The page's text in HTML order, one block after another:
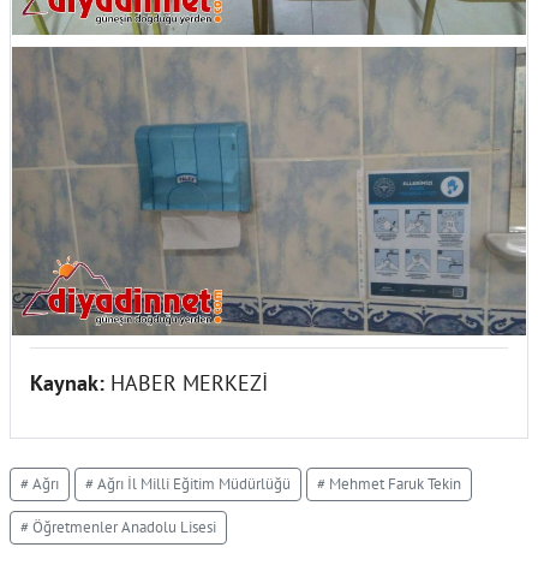
Kaynak: HABER MERKEZİ
# Ağrı # Ağrı İl Milli Eğitim Müdürlüğü # Mehmet Faruk Tekin
# Öğretmenler Anadolu Lisesi